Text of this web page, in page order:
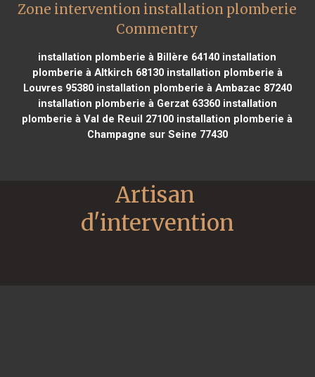
Zone intervention installation plomberie
Commentry
installation plomberie à Billère 64140 installation
plomberie à Altkirch 68130installation plomberie à
Louvres 95380installation plomberie à Ambazac 87240
installation plomberie à Gerzat 63360installation
plomberie à Val de Reuil 27100 installation plomberie à
Champagne sur Seine 77430
Artisan
d'intervention